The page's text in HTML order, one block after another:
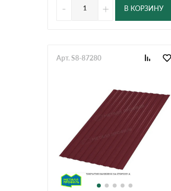
- + В КОРЗИНУ
Арт. S8-87280